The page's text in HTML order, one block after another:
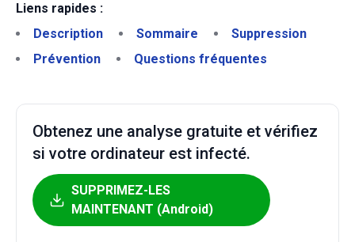
Liens rapides :
Description
Sommaire
Suppression
Prévention
Questions fréquentes
Obtenez une analyse gratuite et vérifiez
si votre ordinateur est infecté.
SUPPRIMEZ-LES
MAINTENANT (Android)